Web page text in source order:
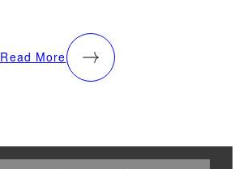
Read More